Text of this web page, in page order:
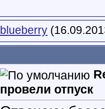
blueberry
провели отпуск